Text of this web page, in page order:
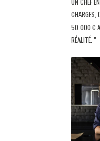
CHARGES,
50.000 €
RÉALITÉ. "